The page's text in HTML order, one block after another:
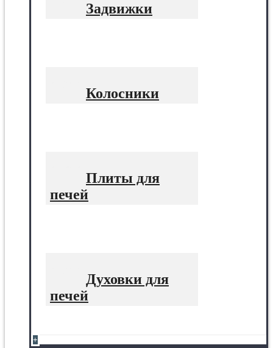
Задвижки
Колосники
Плиты для
печей
Духовки для
печей
+